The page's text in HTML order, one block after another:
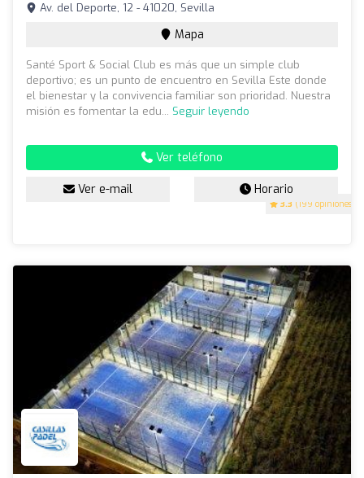
3.3 (199 opiniones)
Av. del Deporte, 12 - 41020, Sevilla
Mapa
Santé Sport & Social Club es más que un simple club
deportivo; es un punto de encuentro en Sevilla Este donde
el bienestar y la convivencia familiar son prioridad. Nuestra
misión es fomentar la edu... Seguir leyendo
Ver teléfono
Ver e-mail Horario